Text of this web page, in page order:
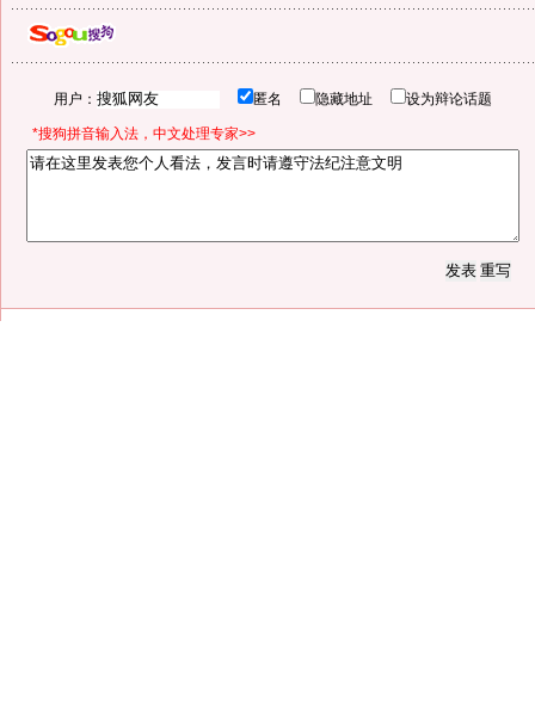
用户： 匿名 隐藏地址 设为辩论话题
*搜狗拼音输入法，中文处理专家>>